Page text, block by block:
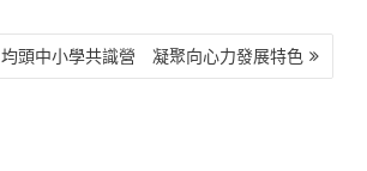
均頭中小學共識營 凝聚向心力發展特色